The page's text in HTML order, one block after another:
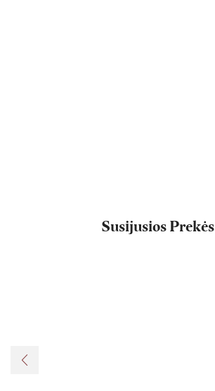
Susijusios Prekės